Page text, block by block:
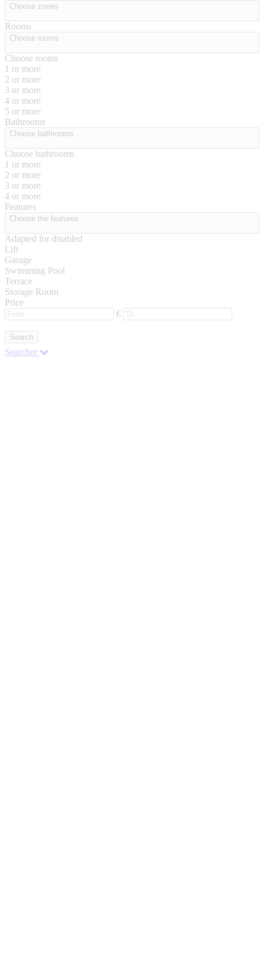
Choose zones
Rooms
Choose rooms
Choose rooms
1 or more
2 or more
3 or more
4 or more
5 or more
Bathrooms
Choose bathrooms
Choose bathrooms
1 or more
2 or more
3 or more
4 or more
Features
Choose the features
Adapted for disabled
Lift
Garage
Swimming Pool
Terrace
Storage Room
Price
€
Search
Searcher